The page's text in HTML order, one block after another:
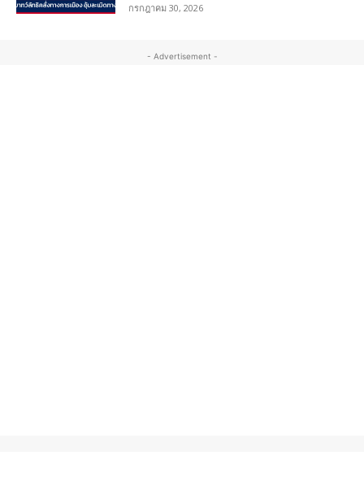
กรกฎาคม 30, 2026
- Advertisement -